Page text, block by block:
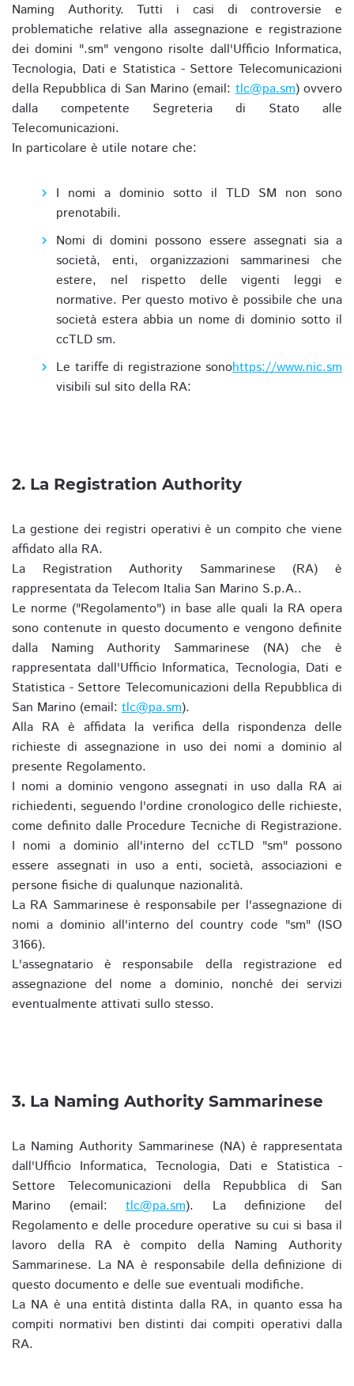
Naming Authority. Tutti i casi di controversie e
problematiche relative alla assegnazione e registrazione
dei domini ".sm" vengono risolte dall'Ufficio Informatica,
Tecnologia, Dati e Statistica - Settore Telecomunicazioni
della Repubblica di San Marino (email:tlc@pa.sm) ovvero
dalla competente Segreteria di Stato alle
Telecomunicazioni.
In particolare è utile notare che:
I nomi a dominio sotto il TLD SM non sono
prenotabili.
Nomi di domini possono essere assegnati sia a
società, enti, organizzazioni sammarinesi che
estere, nel rispetto delle vigenti leggi e
normative. Per questo motivo è possibile che una
società estera abbia un nome di dominio sotto il
ccTLD sm.
Le tariffe di registrazione sono
visibili sul sito della RA:
https://www.nic.sm
2. La Registration Authority
La gestione dei registri operativi è un compito che viene
affidato alla RA.
La Registration Authority Sammarinese (RA) è
rappresentata da Telecom Italia San Marino S.p.A..
Le norme ("Regolamento") in base alle quali la RA opera
sono contenute in questo documento e vengono definite
dalla Naming Authority Sammarinese (NA) che è
rappresentata dall'Ufficio Informatica, Tecnologia, Dati e
Statistica - Settore Telecomunicazioni della Repubblica di
San Marino (email: tlc@pa.sm).
Alla RA è affidata la verifica della rispondenza delle
richieste di assegnazione in uso dei nomi a dominio al
presente Regolamento.
I nomi a dominio vengono assegnati in uso dalla RA ai
richiedenti, seguendo l'ordine cronologico delle richieste,
come definito dalle Procedure Tecniche di Registrazione.
I nomi a dominio all'interno del ccTLD "sm" possono
essere assegnati in uso a enti, società, associazioni e
persone fisiche di qualunque nazionalità.
La RA Sammarinese è responsabile per l'assegnazione di
nomi a dominio all'interno del country code "sm" (ISO
3166).
L'assegnatario è responsabile della registrazione ed
assegnazione del nome a dominio, nonché dei servizi
eventualmente attivati sullo stesso.
3. La Naming Authority Sammarinese
La Naming Authority Sammarinese (NA) è rappresentata
dall'Ufficio Informatica, Tecnologia, Dati e Statistica -
Settore Telecomunicazioni della Repubblica di San
Marino (email:tlc@pa.sm). La definizione del
Regolamento e delle procedure operative su cui si basa il
lavoro della RA è compito della Naming Authority
Sammarinese. La NA è responsabile della definizione di
questo documento e delle sue eventuali modifiche.
La NA è una entità distinta dalla RA, in quanto essa ha
compiti normativi ben distinti dai compiti operativi dalla
RA.